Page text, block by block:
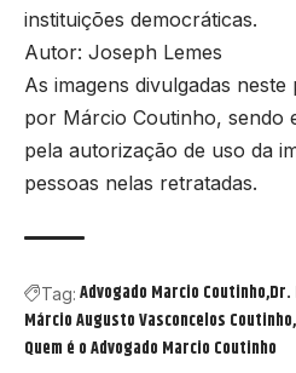
instituições democráticas.
Autor: Joseph Lemes
As imagens divulgadas
por Márcio Coutinho, sendo
pela autorização de uso da
pessoas nelas retratadas.
Tag: Advogado Marcio Coutinho Dr.
Márcio Augusto Vasconcelos Coutinho
Quem é o Advogado Marcio Coutinho